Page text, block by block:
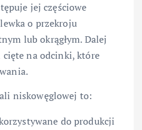
jej częściowe
o przekroju
lub okrągłym. Dalej
cięte na odcinki, które
niskowęglowej to:
do produkcji